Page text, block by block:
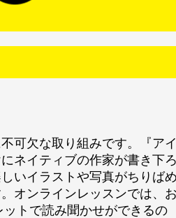
可欠な取り組みです。『アイ
ネイティブの作家が書き下ろ
いイラストや写真がちりばめ
オンラインレッスンでは、お
トで読み聞かせができるの